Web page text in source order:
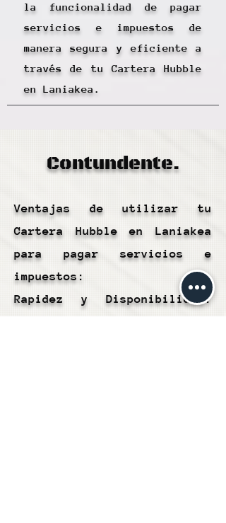
la funcionalidad de pagar
servicios e impuestos de
manera segura y eficiente a
través de tu Cartera Hubble
en Laniakea.
Contundente.
Ventajas de utilizar tu
Cartera Hubble en Laniakea
para pagar servicios e
impuestos:
Rapidez y Disponibilidad: